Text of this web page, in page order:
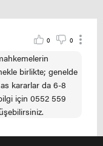
0 0
birlikte; genelde
kararlar da 6-8
için 0552 559